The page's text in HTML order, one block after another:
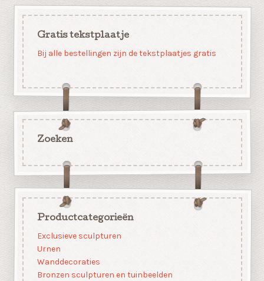
Gratis tekstplaatje
Bij alle bestellingen zijn de tekstplaatjes gratis
Zoeken
Productcategorieën
Exclusieve sculpturen
Urnen
Wanddecoraties
Bronzen sculpturen en tuinbeelden